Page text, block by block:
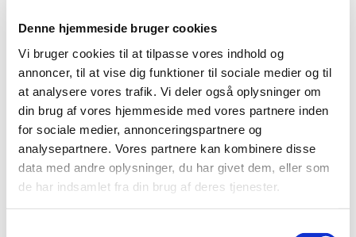
Denne hjemmeside bruger cookies
Vi bruger cookies til at tilpasse vores indhold og
annoncer, til at vise dig funktioner til sociale medier og til
at analysere vores trafik. Vi deler også oplysninger om
din brug af vores hjemmeside med vores partnere inden
for sociale medier, annonceringspartnere og
analysepartnere. Vores partnere kan kombinere disse
data med andre oplysninger, du har givet dem, eller som
de har indsamlet fra din brug af deres tjenester.
Institut for Molekylærbiologi og Genetik, Aarhus
Universitet,
Hans Jørn Kolmos, professor i klinisk
mikrobiologi ved Klinisk institut, Syddansk Universitet.
Tirsdag d. 6. maj 18.45-21.00
Sted: SEF, Fåborgvej 44, 5700 Svendborg
Auditoriet).
Livestream fra Aarhus Universitet.